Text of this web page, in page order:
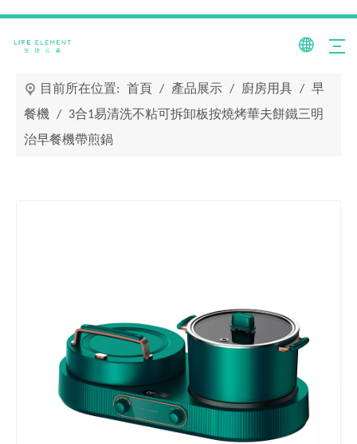
目前所在位置: 首頁 / 產品展示 / 廚房用具 / 早
餐機 /
3合1易清洗不粘可拆卸板按燒烤華夫餅鐵三明
治早餐機帶煎鍋